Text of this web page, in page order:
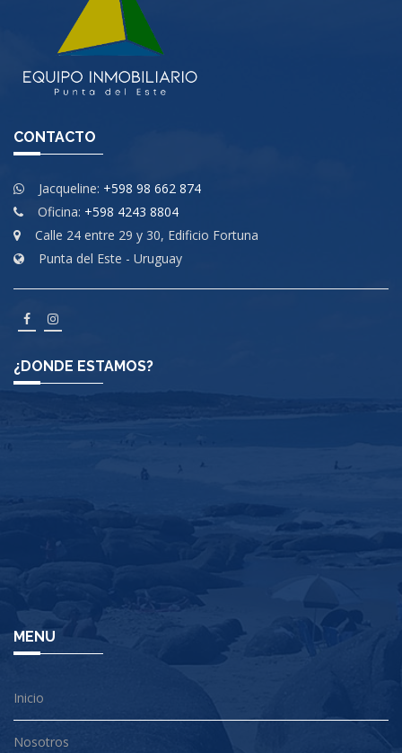
CONTACTO
Jacqueline: +598 98 662 874
Oficina: +598 4243 8804
Calle 24 entre 29 y 30, Edificio Fortuna
Punta del Este - Uruguay
¿DONDE ESTAMOS?
MENU
Inicio
Nosotros